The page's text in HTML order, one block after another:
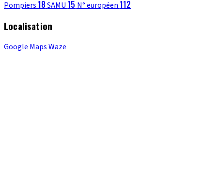
Pompiers 18SAMU 15 N° européen 112
Localisation
Google MapsWaze